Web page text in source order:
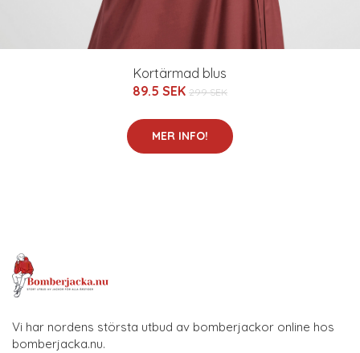
Kortärmad blus
89.5 SEK 299 SEK
MER INFO!
Vi har nordens största utbud av bomberjackor online hos
bomberjacka.nu.